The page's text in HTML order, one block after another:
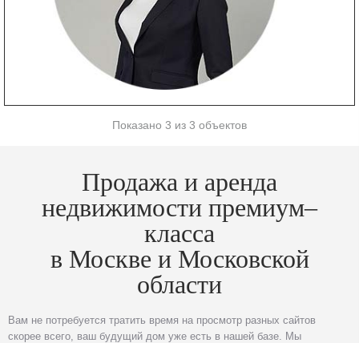
Показано 3 из 3 объектов
Продажа и аренда
недвижимости премиум–
класса
в Москве и Московской
области
Вам не потребуется тратить время на просмотр разных сайтов
скорее всего, ваш будущий дом уже есть в нашей базе. Мы